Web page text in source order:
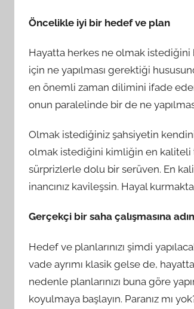
Öncelikle iyi bir hedef ve plan
Hayatta herkes ne olmak istediğini
için ne yapılması gerektiği
en önemli zaman dilimini ifade
onun paralelinde bir de ne
Olmak istediğiniz şahsiyetin
olmak istediğini kimliğin en kaliteli
sürprizlerle dolu bir serüven. En
inancınız kavileşsin. Hayal
Gerçekçi bir saha çalışmasına
Hedef ve planlarınızı şimdi
vade ayrımı klasik gelse de,
nedenle planlarınızı buna göre
koyulmaya başlayın. Paranız mı